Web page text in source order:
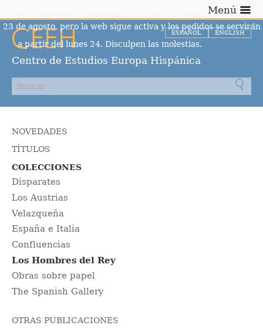
Centro de Estudios Europa Hispánica
ESPAÑOL ENGLISH
Menú
NOVEDADES
TÍTULOS
COLECCIONES
Disparates
Los Austrias
Velazqueña
España e Italia
Confluencias
Los Hombres del Rey
Obras sobre papel
The Spanish Gallery
OTRAS PUBLICACIONES
Nuestro almacén permanecerá cerrado desde el día 10 hasta el
23 de agosto, pero la web sigue activa y los pedidos se servirán
a partir del lunes 24. Disculpen las molestias.